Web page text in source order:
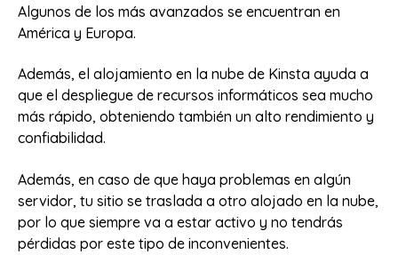
Algunos de los más avanzados se encuentran en
América y Europa.
Además, el alojamiento en la nube de Kinsta ayuda a
que el despliegue de recursos informáticos sea mucho
más rápido, obteniendo también un alto rendimiento y
confiabilidad.
Además, en caso de que haya problemas en algún
servidor, tu sitio se traslada a otro alojado en la nube,
por lo que siempre va a estar activo y no tendrás
pérdidas por este tipo de inconvenientes.